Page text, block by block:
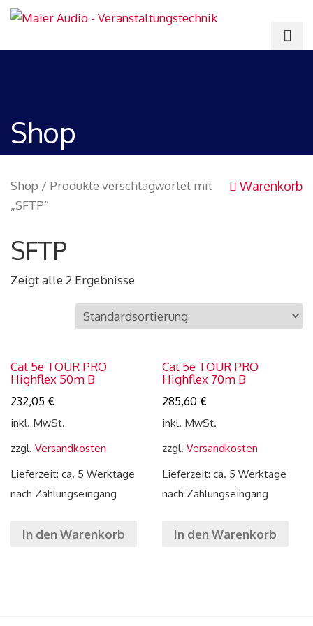
Shop
Warenkorb
Shop / Produkte verschlagwortet mit
„SFTP“
SFTP
Zeigt alle 2 Ergebnisse
Cat 5e TOUR PRO
Highflex 50m B
232,05 €
inkl. MwSt.
zzgl. Versandkosten
Lieferzeit: ca. 5 Werktage
nach Zahlungseingang
In den Warenkorb
Cat 5e TOUR PRO
Highflex 70m B
285,60 €
inkl. MwSt.
zzgl.Versandkosten
Lieferzeit: ca. 5 Werktage
nach Zahlungseingang
In den Warenkorb